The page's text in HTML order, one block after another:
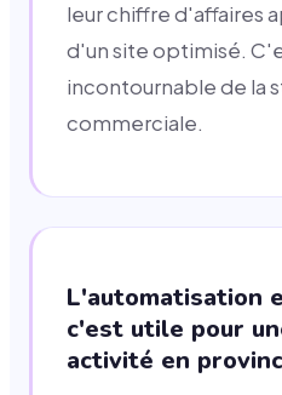
leur chiffre d'affaires
d'un site optimisé.
incontournable de la
commerciale.
L'automatisation
c'est utile pour
activité en